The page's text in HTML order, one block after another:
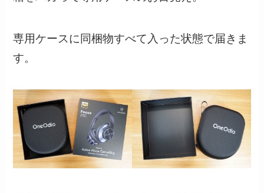
専用ケースに同梱物すべて入った状態で届きま
す。